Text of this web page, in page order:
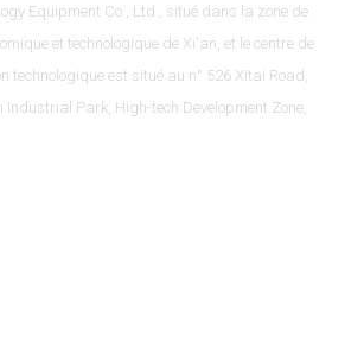
Equipment Co., Ltd., situé dans la zone de
et technologique de Xi'an, et le centre de
technologique est situé au n° 526 Xitai Road,
Industrial Park, High-tech Development Zone,